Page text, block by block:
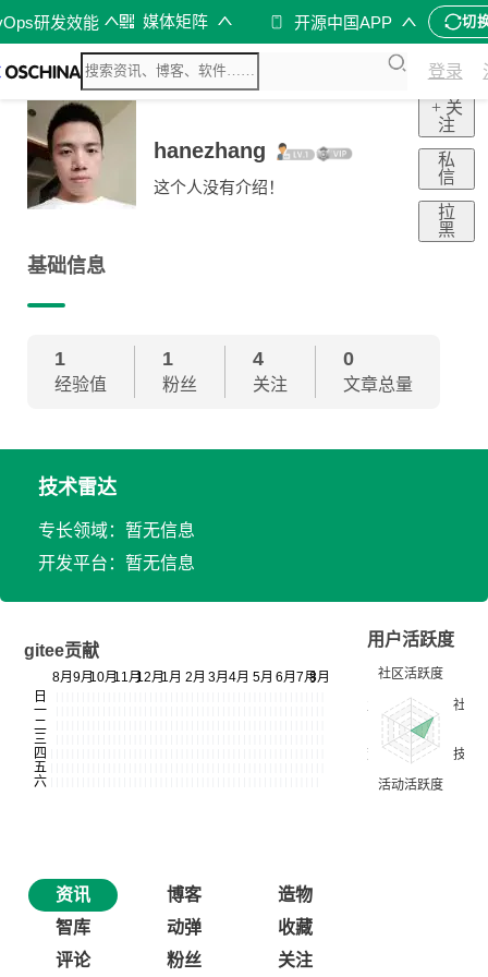
研发效能 媒体矩阵 开源中国APP 切
登录
hanezhang
这个人没有介绍！
+ 关
注
私
信
拉
黑
基础信息
1
经验值
1
粉丝
4
关注
0
文章总量
技术雷达
专长领域：暂无信息
开发平台：暂无信息
gitee贡献
用户活跃度
资讯 博客
造物
智库
动弹
收藏
评论
粉丝 关注